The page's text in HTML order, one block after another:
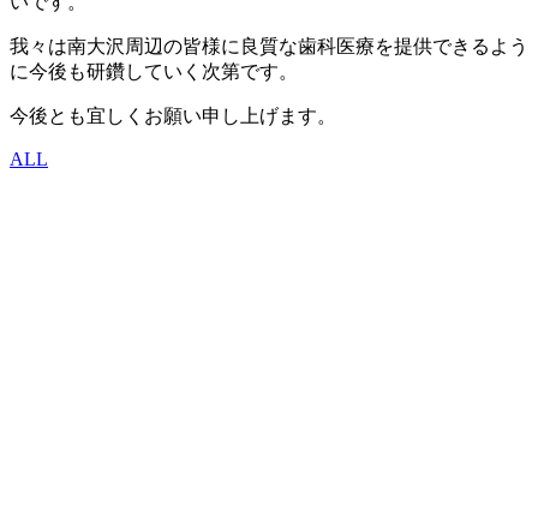
我々は南大沢周辺の皆様に良質な歯科医療を提供できるよう
に今後も研鑽していく次第です。
今後とも宜しくお願い申し上げます。
ALL